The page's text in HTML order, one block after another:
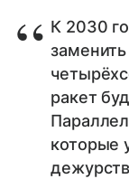
К 2030
ракет
которые